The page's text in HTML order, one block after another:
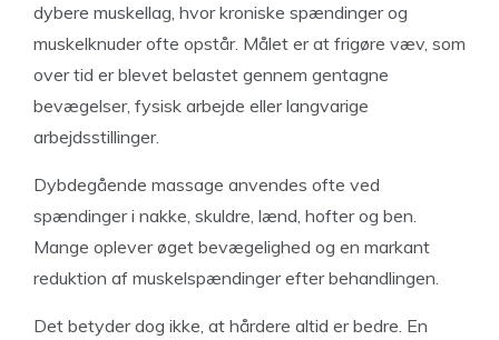
dybere muskellag, hvor kroniske spændinger og
muskelknuder ofte opstår. Målet er at frigøre væv, som
over tid er blevet belastet gennem gentagne
bevægelser, fysisk arbejde eller langvarige
arbejdsstillinger.
Dybdegående massage anvendes ofte ved
spændinger i nakke, skuldre, lænd, hofter og ben.
Mange oplever øget bevægelighed og en markant
reduktion af muskelspændinger efter behandlingen.
Det betyder dog ikke, at hårdere altid er bedre. En